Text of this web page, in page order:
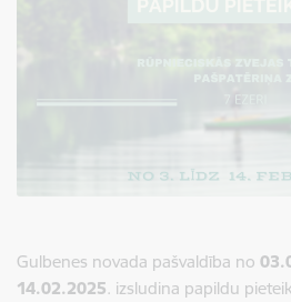
Gulbenes novada pašvaldība no
14.02.2025. izsludina papildu